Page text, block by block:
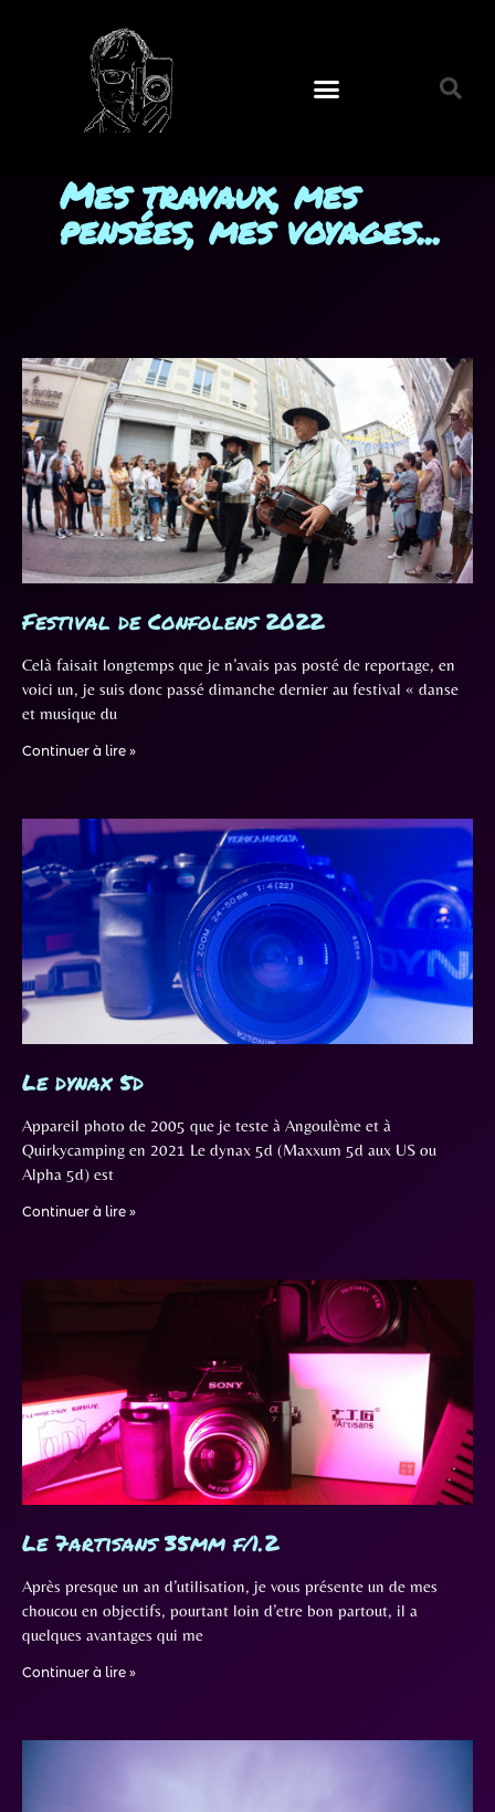
Mes travaux, mes
pensées, mes voyages...
Festival de Confolens 2022
Celà faisait longtemps que je n’avais pas posté de reportage, en
voici un, je suis donc passé dimanche dernier au festival « danse
et musique du
Continuer à lire »
Le dynax 5d
Appareil photo de 2005 que je teste à Angoulème et à
Quirkycamping en 2021 Le dynax 5d (Maxxum 5d aux US ou
Alpha 5d) est
Continuer à lire »
Le 7artisans 35mm f/1.2
Après presque un an d’utilisation, je vous présente un de mes
choucou en objectifs, pourtant loin d’etre bon partout, il a
quelques avantages qui me
Continuer à lire »